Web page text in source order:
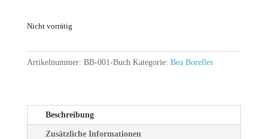
Nicht vorrätig
Artikelnummer: BB-001-Buch Kategorie: Bea Borelles
Beschreibung
Zusätzliche Informationen